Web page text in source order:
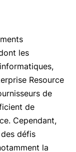
les
Resource
de
de
Cependant,
défis
la